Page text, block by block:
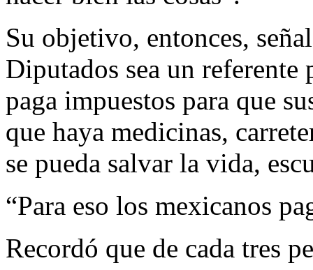
Su objetivo, entonces,
Diputados sea un
paga impuestos para que
que haya medicinas,
se pueda salvar la vida,
“Para eso los mexicanos
Recordó que de cada tres